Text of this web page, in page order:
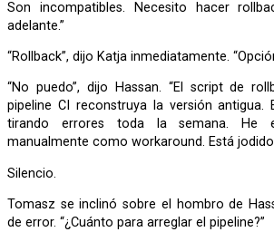
Son incompatibles. Necesito hacer
adelante.”
“Rollback”, dijo Katja inmediatamente.
“No puedo”, dijo Hassan. “El script de rollback requiere que el
pipeline CI reconstruya la versión antigua.
tirando errores toda la semana. He
manualmente como workaround. Está
Silencio.
Tomasz se inclinó sobre el hombro de Hassan para ver los logs
de error. “¿Cuánto para arreglar el pipeline?”